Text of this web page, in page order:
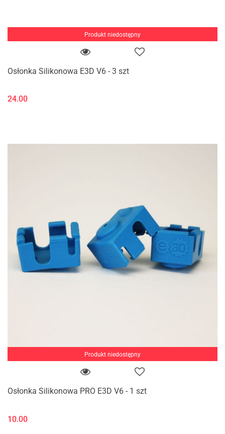
Produkt niedostępny
Osłonka Silikonowa E3D V6 - 3 szt
24.00
Produkt niedostępny
Osłonka Silikonowa PRO E3D V6 - 1 szt
10.00